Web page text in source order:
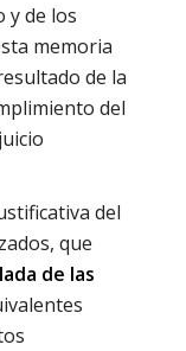
y de los
memoria
de la
del
del
que
de las